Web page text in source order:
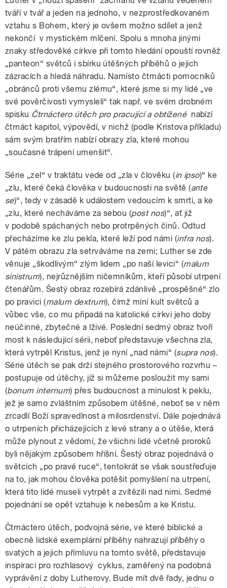
tváří v tvář a jeden na jednoho, v nezprostředkovaném
vztahu s Bohem, který je ovšem možno sdílet a jenž
nekončí v mystickém mlčení. Spolu s mnoha jinými
znaky středověké církve při tomto hledání opouští rovněž
„panteon“ světců i sbírku útěšných příběhů o jejich
zázracích a hledá náhradu. Namísto čtrnácti pomocníků
„obránců proti všemu zlému“, které jsme si my lidé „ve
své pověrčivosti vymysleli“ tak např. ve svém drobném
spisku Čtrnáctero útěch pro pracující a obtížené nabízí
čtrnáct kapitol, výpovědí, v nichž (podle Kristova příkladu)
sám svým bratřím nabízí obrazy zla, které mohou
„současné trápení umenšit“.
Série „zel“ v traktátu vede od „zla v člověku (in ipso)“ ke
„zlu, které čeká člověka v budoucnosti na světě (ante
se)“, tedy v zásadě k událostem vedoucím k smrti, a ke
„zlu, které necháváme za sebou (post nos)“, ať již
v podobě spáchaných nebo protrpěných činů. Odtud
přecházíme ke zlu pekla, které leží pod námi (infra nos).
V pátém obrazu zla setrváváme na zemi; Luther se zde
věnuje „škodlivým“ zlým lidem „po naší levici“ (malum
sinistrum), nejrůznějším ničemníkům, kteří působí utrpení
čtenářům. Šestý obraz rozebírá zdánlivě „prospěšné“ zlo
po pravici (malum dextrum), čímž míní kult světců a
vůbec vše, co mu připadá na katolické církvi jeho doby
neúčinné, zbytečné a lživé. Poslední sedmý obraz tvoří
most k následující sérii, neboť představuje všechna zla,
která vytrpěl Kristus, jenž je nyní „nad námi“ (supra nos).
Série útěch se pak drží stejného prostorového rozvrhu –
postupuje od útěchy, jíž si můžeme posloužit my sami
(bonum internum) přes budoucnost a minulost k peklu,
jež je samo zvláštním způsobem útěšné, neboť se v něm
zrcadlí Boží spravedlnost a milosrdenství. Dále pojednává
o utrpeních přicházejících z levé strany a o útěše, která
může plynout z vědomí, že všichni lidé včetně proroků
byli nějakým způsobem hříšní. Šestý obraz pojednává o
světcích „po pravé ruce“, tentokrát se však soustřeďuje
na to, jak mohou člověka potěšit pomyšlení na utrpení,
která tito lidé museli vytrpět a zvítězili nad nimi. Sedmé
pojednání se opět vztahuje k nebesům a ke Kristu.
Čtrnáctero útěch, podvojná série, ve které biblické a
obecně lidské exemplární příběhy nahrazují příběhy o
svatých a jejich přímluvu na tomto světě, představuje
inspiraci pro rozhlasový cyklus, zaměřený na podobná
vyprávění z doby Lutherovy. Bude mít dvě řady, jednu o